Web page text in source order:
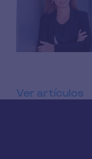
Ver artículos